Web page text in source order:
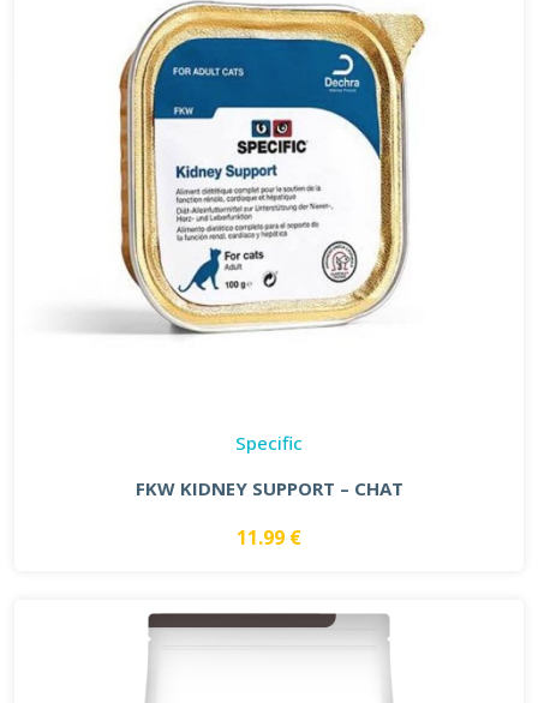
Specific
FKW KIDNEY SUPPORT – CHAT
11.99 €